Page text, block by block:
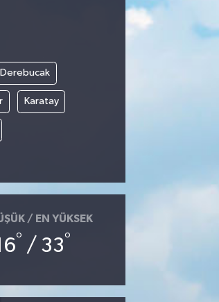
Derebucak
Karatay
/ EN YÜKSEK
° / 33°